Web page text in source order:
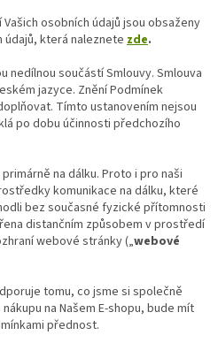
osobních údajů jsou obsaženy
údajů, která naleznete zde.
nedílnou součástí Smlouvy. Smlouva
jazyce. Znění Podmínek
Tímto ustanovením nejsou
po dobu účinnosti předchozího
na dálku. Proto i pro naši
komunikace na dálku, které
bez současné fyzické přítomnosti
distančním způsobem v prostředí
webové stránky („webové
tomu, co jsme si společně
na Našem E-shopu, bude mít
přednost.